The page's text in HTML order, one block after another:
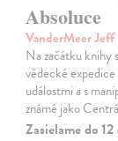
Absoluce
VanderMeer Jeff
Na začátku knihy
vědecké
událostmi a s
známé jako
Zasielame do